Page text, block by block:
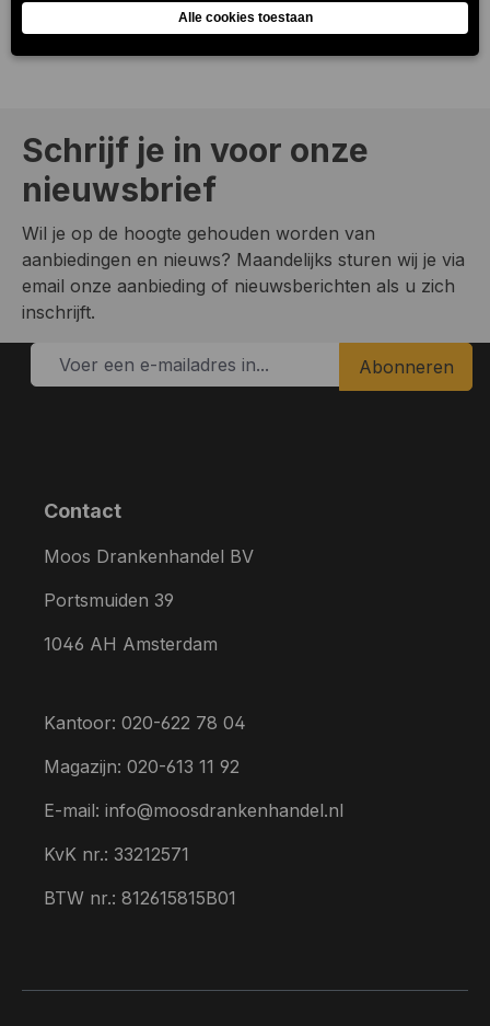
lichaam opgenomen. Bij in…Meer
Schrijf je in voor onze
nieuwsbrief
Wil je op de hoogte gehouden worden van
aanbiedingen en nieuws? Maandelijks sturen wij je via
email onze aanbieding of nieuwsberichten als u zich
inschrijft.
Abonneren
Contact
Moos Drankenhandel BV
Portsmuiden 39
1046 AH Amsterdam
Kantoor: 020-622 78 04
Magazijn: 020-613 11 92
E-mail: info@moosdrankenhandel.nl
KvK nr.: 33212571
BTW nr.: 812615815B01